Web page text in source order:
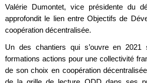
Valérie Dumontet, vice présidente du
approfondit le lien entre Objectifs de
coopération décentralisée.
Un des chantiers qui s’ouvre en 2021
formations actions pour une collectivité
de son choix en coopération